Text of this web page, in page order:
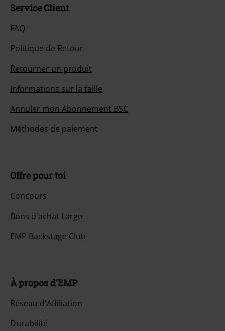
Service Client
FAQ
Politique de Retour
Retourner un produit
Informations sur la taille
Annuler mon Abonnement BSC
Méthodes de paiement
Offre pour toi
Concours
Bons d'achat Large
EMP Backstage Club
À propos d'EMP
Réseau d'Affiliation
Durabilité